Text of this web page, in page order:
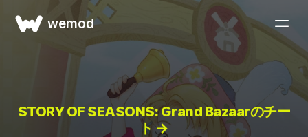
wemod
STORY OF SEASONS: Grand Bazaarのチー
ト →